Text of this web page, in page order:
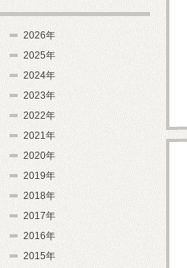
2026年
2025年
2024年
2023年
2022年
2021年
2020年
2019年
2018年
2017年
2016年
2015年